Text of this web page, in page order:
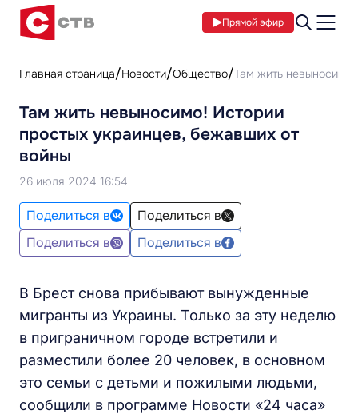
Прямой эфир
Главная страница Новости Общество Там жить
Там жить невыносимо! Истории
простых украинцев, бежавших от
войны
26 июля 2024 16:54
Поделиться в
Поделиться в
Поделиться в
Поделиться в
В Брест снова прибывают вынужденные
мигранты из Украины. Только за эту неделю
в приграничном городе встретили и
разместили более 20 человек, в основном
это семьи с детьми и пожилыми людьми,
сообщили в программе Новости «24 часа»